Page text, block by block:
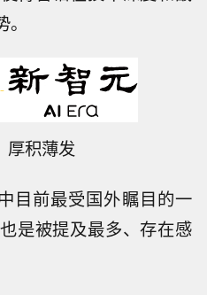
厚积薄发
目前最受国外瞩目的一
是被提及最多、存在感